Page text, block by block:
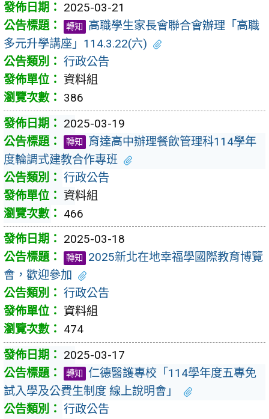
2025-03-21
轉知
高職學生家長會聯合會辦理「高職
多元升學講座」114.3.22(六)
行政公告
資料組
386
2025-03-19
轉知
育達高中辦理餐飲管理科114學年
度輪調式建教合作專班
行政公告
資料組
466
2025-03-18
轉知
2025新北在地幸福學國際教育博覽
會，歡迎參加
行政公告
資料組
474
2025-03-17
轉知
仁德醫護專校「114學年度五專免
試入學及公費生制度 線上說明會」
行政公告